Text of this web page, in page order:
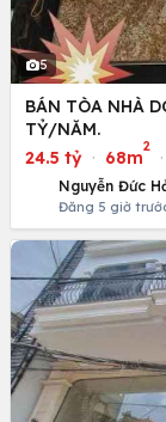
5
BÁN TÒA NHÀ
TỶ/NĂM.
24.5 tỷ · 68m
2
·
Nguyễn Đức
Đăng 5 giờ